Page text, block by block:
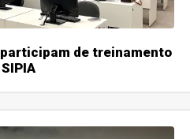
de treinamento